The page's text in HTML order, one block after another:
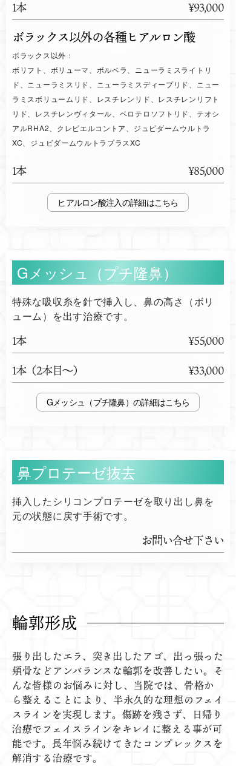
1本 ¥93,000
ボラックス以外の各種ヒアルロン酸
ボラックス以外：
ボリフト、ボリューマ、ボルベラ、ニューラミスライトリ
ド、ニューラミスリド、ニューラミスディープリド、ニュー
ラミスボリュームリド、レスチレンリド、レスチレンリフト
リド、レスチレンヴィタール、ベロテロソフトリド、テオシ
アルRHA2、クレビエルコントア、ジュビダームウルトラ
XC、ジュビダームウルトラプラスXC
1本 ¥85,000
ヒアルロン酸注入
Gメッシュ（プチ隆鼻）
特殊な吸収糸を針で挿入し、鼻の高さ（ボリ
ューム）を出す治療です。
1本
¥55,000
1本（2本目～）
¥33,000
Gメッシュ（プチ隆鼻）
鼻プロテーゼ抜去
挿入したシリコンプロテーゼを取り出し鼻を
元の状態に戻す手術です。
お問い合せ下さい
輪郭形成
張り出したエラ、突き出したアゴ、出っ張った
頬骨などアンバランスな輪郭を改善したい。そ
んな皆様のお悩みに対し、当院では、骨格か
ら整えることにより、半永久的な理想のフェイ
スラインを実現します。傷跡を残さず、日帰り
治療でフェイスラインをキレイに整える事が可
能です。長年悩み続けてきたコンプレックスを
解消する治療です。